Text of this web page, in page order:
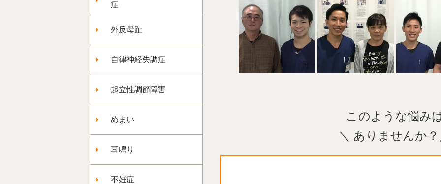
症
外反母趾
自律神経失調症
起立性調節障害
めまい
耳鳴り
不妊症
このような悩み
＼ ありませんか